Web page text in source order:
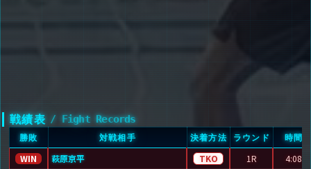
戦績表 / Fight Records
勝敗 対戦相手 決着方法 ラウンド 時間
WIN 萩原京平 TKO 1R
4:08